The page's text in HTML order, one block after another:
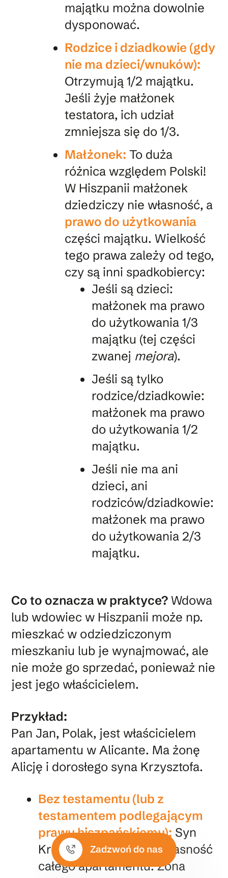
majątku można dowolnie
dysponować.
Rodzice i dziadkowie (gdy
nie ma dzieci/wnuków):
Otrzymują 1/2 majątku.
Jeśli żyje małżonek
testatora, ich udział
zmniejsza się do 1/3.
Małżonek: To duża
różnica względem Polski!
W Hiszpanii małżonek
dziedziczy nie własność, a
prawo do użytkowania
części majątku. Wielkość
tego prawa zależy od tego,
czy są inni spadkobiercy:
Jeśli są dzieci:
małżonek ma prawo
do użytkowania 1/3
majątku (tej części
zwanej mejora).
Jeśli są tylko
rodzice/dziadkowie:
małżonek ma prawo
do użytkowania 1/2
majątku.
Jeśli nie ma ani
dzieci, ani
rodziców/dziadkowie:
małżonek ma prawo
do użytkowania 2/3
majątku.
Co to oznacza w praktyce? Wdowa
lub wdowiec w Hiszpanii może np.
mieszkać w odziedziczonym
mieszkaniu lub je wynajmować, ale
nie może go sprzedać, ponieważ nie
jest jego właścicielem.
Przykład:
Pan Jan, Polak, jest właścicielem
apartamentu w Alicante. Ma żonę
Alicję i dorosłego syna Krzysztofa.
Bez testamentu (lub z
testamentem podlegającym
prawu hiszpańskiemu): Syn
Krzysztof otrzymałby własność
całego apartamentu. Żona
Zadzwoń do nas